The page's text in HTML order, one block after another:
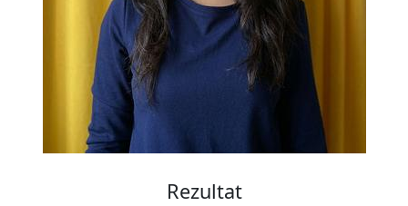
Rezultat